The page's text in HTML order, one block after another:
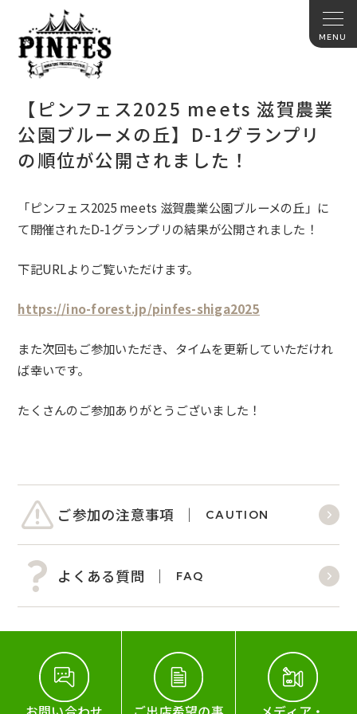
【ピンフェス2025 meets 滋賀農業
公園ブルーメの丘】D-1グランプリ
の順位が公開されました！
「ピンフェス2025 meets 滋賀農業公園ブルーメの丘」に
て開催されたD-1グランプリの結果が公開されました！
下記URLよりご覧いただけます。
https://ino-forest.jp/pinfes-shiga2025
また次回もご参加いただき、タイムを更新していただけれ
ば幸いです。
たくさんのご参加ありがとうございました！
ご参加の注意事項 CAUTION
よくある質問 FAQ